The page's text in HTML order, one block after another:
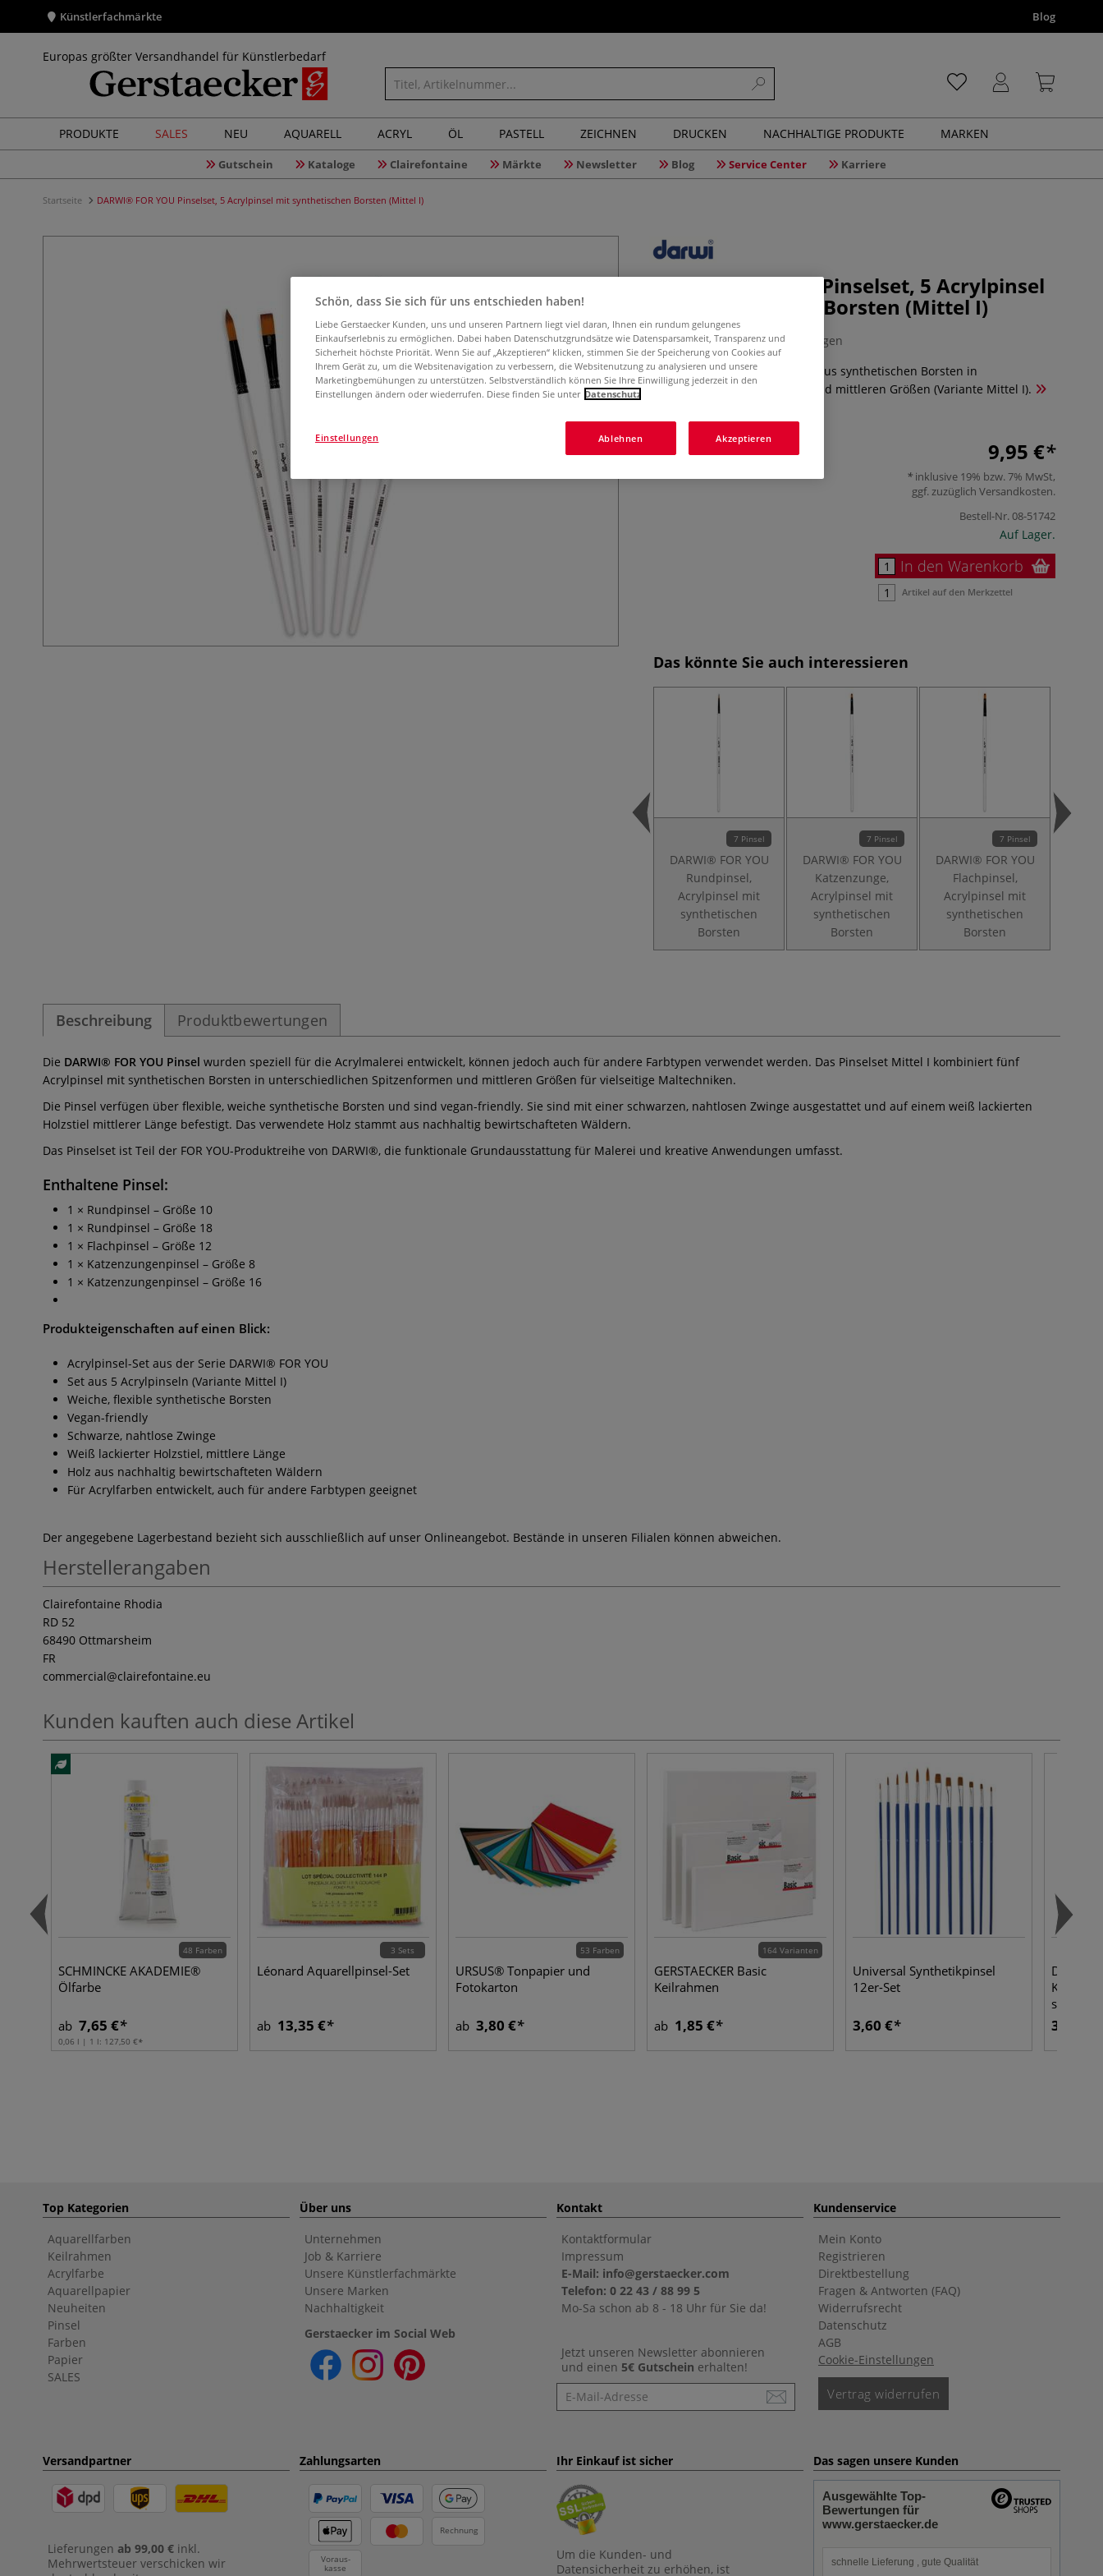
Künstlerfachmärkte Blog
Europas größter Versandhandel für Künstlerbedarf
PRODUKTE SALES NEU AQUARELL ACRYL ÖL PASTELL ZEICHNEN DRUCKEN NACHHALTIGE PRODUKTE MARKEN
Gutschein Kataloge Clairefontaine Märkte Newsletter Blog Service Center Karriere
Startseite DARWI® FOR YOU Pinselset, 5 Acrylpinsel mit synthetischen Borsten (Mittel I)
DARWI® FOR YOU Pinselset, 5 Acrylpinsel
mit synthetischen Borsten (Mittel I)
0 Bewertungen
Acrylpinsel-Set mit fünf Pinseln aus synthetischen Borsten in
verschiedenen Spitzenformen und mittleren Größen (Variante Mittel I).
9,95 €
inklusive 19% bzw. 7% MwSt,
ggf. zuzüglich Versandkosten.
Bestell-Nr.08-51742
Auf Lager.
In den Warenkorb
Artikel auf den Merkzettel
Das könnte Sie auch interessieren
7 Pinsel
DARWI® FOR YOU
Rundpinsel,
Acrylpinsel mit
synthetischen
Borsten
7 Pinsel
DARWI® FOR YOU
Katzenzunge,
Acrylpinsel mit
synthetischen
Borsten
7 Pinsel
DARWI® FOR YOU
Flachpinsel,
Acrylpinsel mit
synthetischen
Borsten
Beschreibung Produktbewertungen
Die DARWI® FOR YOU Pinsel wurden speziell für die Acrylmalerei entwickelt, können jedoch auch für andere Farbtypen verwendet werden. Das Pinselset Mittel I kombiniert fünf
Acrylpinsel mit synthetischen Borsten in unterschiedlichen Spitzenformen und mittleren Größen für vielseitige Maltechniken.
Die Pinsel verfügen über flexible, weiche synthetische Borsten und sind vegan-friendly. Sie sind mit einer schwarzen, nahtlosen Zwinge ausgestattet und auf einem weiß lackierten
Holzstiel mittlerer Länge befestigt. Das verwendete Holz stammt aus nachhaltig bewirtschafteten Wäldern.
Das Pinselset ist Teil der FOR YOU-Produktreihe von DARWI®, die funktionale Grundausstattung für Malerei und kreative Anwendungen umfasst.
Enthaltene Pinsel:
1 × Rundpinsel – Größe 10
1 × Rundpinsel – Größe 18
1 × Flachpinsel – Größe 12
1 × Katzenzungenpinsel – Größe 8
1 × Katzenzungenpinsel – Größe 16
Produkteigenschaften auf einen Blick:
Acrylpinsel-Set aus der Serie DARWI® FOR YOU
Set aus 5 Acrylpinseln (Variante Mittel I)
Weiche, flexible synthetische Borsten
Vegan-friendly
Schwarze, nahtlose Zwinge
Weiß lackierter Holzstiel, mittlere Länge
Holz aus nachhaltig bewirtschafteten Wäldern
Für Acrylfarben entwickelt, auch für andere Farbtypen geeignet
Der angegebene Lagerbestand bezieht sich ausschließlich auf unser Onlineangebot. Bestände in unseren Filialen können abweichen.
Herstellerangaben
Clairefontaine Rhodia
RD 52
68490 Ottmarsheim
FR
commercial@clairefontaine.eu
Kunden kauften auch diese Artikel
48 Farben
SCHMINCKE AKADEMIE®
Ölfarbe
ab 7,65 €
0,06 l | 1 l: 127,50 €
3 Sets
Léonard Aquarellpinsel-Set
ab 13,35 €
53 Farben
URSUS® Tonpapier und
Fotokarton
ab 3,80 €
164 Varianten
GERSTAECKER Basic
Keilrahmen
ab 1,85 €
Universal Synthetikpinsel
12er-Set
3,60 €
DARWI®
3,90 €
Top Kategorien
Aquarellfarben
Keilrahmen
Acrylfarbe
Aquarellpapier
Neuheiten
Pinsel
Farben
Papier
SALES
Über uns
Unternehmen
Job & Karriere
Unsere Künstlerfachmärkte
Unsere Marken
Nachhaltigkeit
Gerstaecker im Social Web
Kontakt
Kontaktformular
Impressum
E-Mail: info@gerstaecker.com
Telefon: 0 22 43 / 88 99 5
Mo-Sa schon ab 8 - 18 Uhr für Sie da!
Jetzt unseren Newsletter abonnieren
und einen 5€ Gutschein erhalten!
Newsletter
Kundenservice
Mein Konto
Registrieren
Direktbestellung
Fragen & Antworten (FAQ)
Widerrufsrecht
Datenschutz
AGB
Cookie-Einstellungen
Vertrag widerrufen
Versandpartner
Lieferungen ab 99,00 € inkl.
Mehrwertsteuer verschicken wir
Zahlungsarten
Rechnung
Voraus-
kasse
Ihr Einkauf ist sicher
Um die Kunden- und
Datensicherheit zu erhöhen, ist
Das sagen unsere Kunden
Ausgewählte Top-
Bewertungen für
www.gerstaecker.de
schnelle Lieferung , gute Qualität
Schön, dass Sie sich für uns entschieden haben!
Liebe Gerstaecker Kunden, uns und unseren Partnern liegt viel daran, Ihnen ein rundum gelungenes
Einkaufserlebnis zu ermöglichen. Dabei haben Datenschutzgrundsätze wie Datensparsamkeit, Transparenz und
Sicherheit höchste Priorität. Wenn Sie auf „Akzeptieren“ klicken, stimmen Sie der Speicherung von Cookies auf
Ihrem Gerät zu, um die Websitenavigation zu verbessern, die Websitenutzung zu analysieren und unsere
Marketingbemühungen zu unterstützen. Selbstverständlich können Sie Ihre Einwilligung jederzeit in den
Einstellungen ändern oder wiederrufen. Diese finden Sie unter Datenschutz
Ablehnen Akzeptieren
Einstellungen